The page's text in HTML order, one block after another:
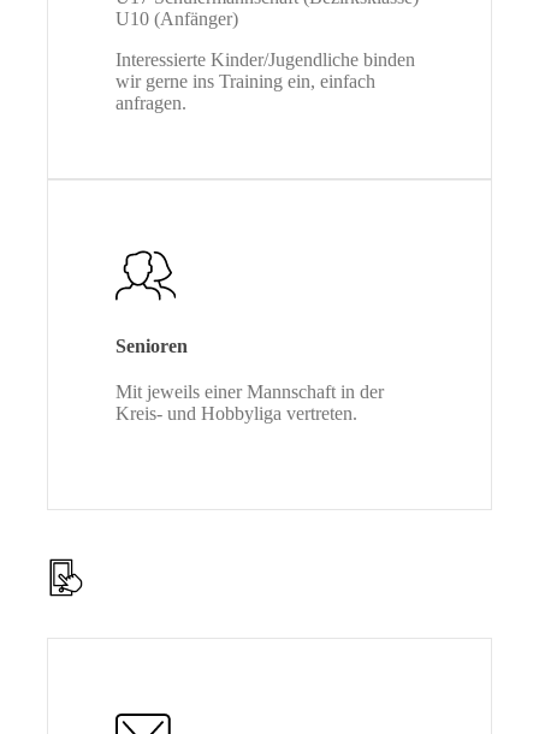
U10 (Anfänger)
Interessierte Kinder/Jugendliche binden
wir gerne ins Training ein, einfach
anfragen.
Senioren
Mit jeweils einer Mannschaft in der
Kreis- und Hobbyliga vertreten.